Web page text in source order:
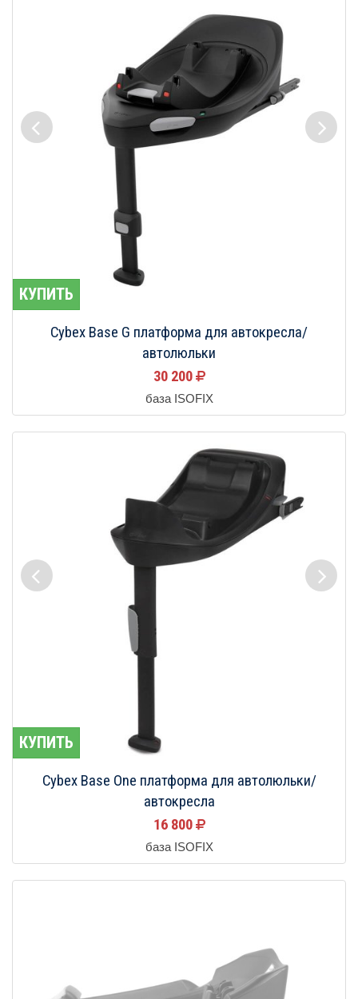
КУПИТЬ
Cybex Base G платформа для автокресла/
автолюльки
30 200
база ISOFIX
КУПИТЬ
Cybex Base One платформа для автолюльки/
автокресла
16 800
база ISOFIX